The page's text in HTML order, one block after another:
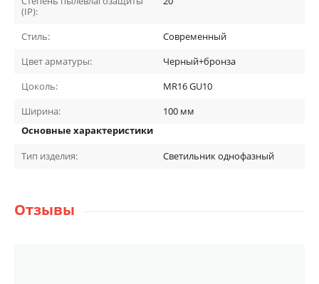
(IP):
Стиль:
Современный
Цвет арматуры:
Черный+бронза
Цоколь:
MR16 GU10
Ширина:
100 мм
Основные характеристики
Тип изделия:
Cветильник однофазный
Отзывы